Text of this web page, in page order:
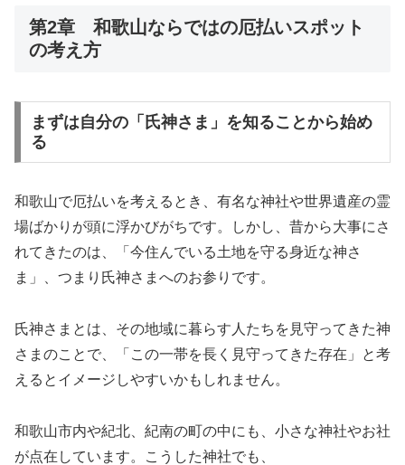
第2章 和歌山ならではの厄払いスポット
の考え方
まずは自分の「氏神さま」を知ることから始め
る
和歌山で厄払いを考えるとき、有名な神社や世界遺産の霊
場ばかりが頭に浮かびがちです。しかし、昔から大事にさ
れてきたのは、「今住んでいる土地を守る身近な神さ
ま」、つまり氏神さまへのお参りです。
氏神さまとは、その地域に暮らす人たちを見守ってきた神
さまのことで、「この一帯を長く見守ってきた存在」と考
えるとイメージしやすいかもしれません。
和歌山市内や紀北、紀南の町の中にも、小さな神社やお社
が点在しています。こうした神社でも、